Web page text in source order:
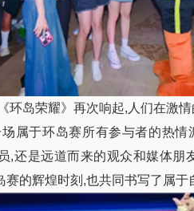
环岛荣耀》再次响起,人们在激
属于环岛赛所有参与者的热
,还是远道而来的观众和媒体朋
赛的辉煌时刻,也共同书写了属于